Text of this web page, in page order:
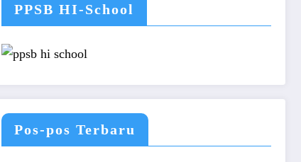
PPSB HI-School
Pos-pos Terbaru